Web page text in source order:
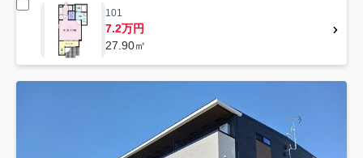
101
7.2万円
27.90㎡